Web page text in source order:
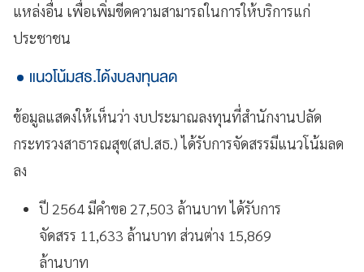
แหล่งอื่น เพื่อเพิ่มขีดความสามารถในการให้บริการแก่
ประชาชน
แนวโน้มสธ.ได้งบลงทุนลด
ข้อมูลแสดงให้เห็นว่า งบประมาณลงทุนที่สำนักงานปลัด
กระทรวงสาธารณสุข(สป.สธ.) ได้รับการจัดสรรมีแนวโน้มลด
ลง
ปี 2564 มีคำขอ 27,503 ล้านบาท ได้รับการ
จัดสรร 11,633 ล้านบาท ส่วนต่าง 15,869
ล้านบาท